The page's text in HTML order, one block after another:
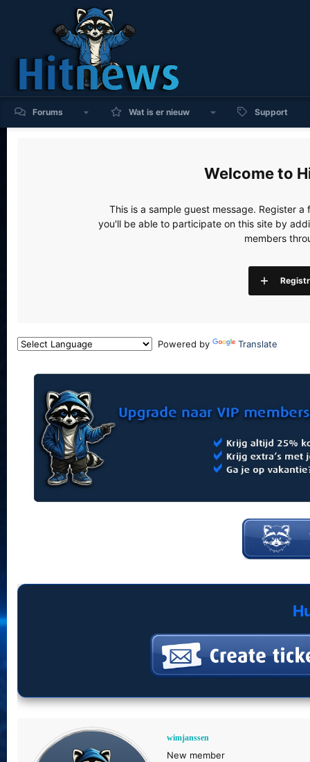
Forums Wat is er nieuw Support
This is a sample guest message. Register
you'll be able to participate on this site by
members
Powered by Translate
wimjanssen
New member